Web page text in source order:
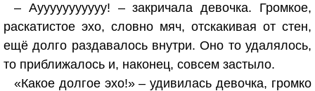
– Аууууууууууу! – закричала девочка. Громкое,
раскатистое эхо, словно мяч, отскакивая от стен,
ещё долго раздавалось внутри. Оно то удалялось,
то приближалось и, наконец, совсем застыло.
«Какое долгое эхо!» – удивилась девочка, громко